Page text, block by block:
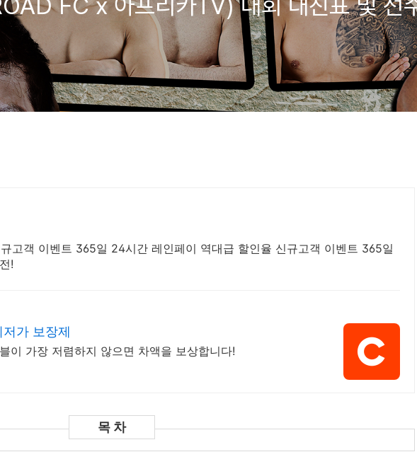
FC x 아프리카TV) 대회 대진표 및 선
고객 이벤트 365일 24시간 레인페이 역대급 할인율 신규고객 이벤트 365일
!
가 보장제
이 가장 저렴하지 않으면 차액을 보상합니다!